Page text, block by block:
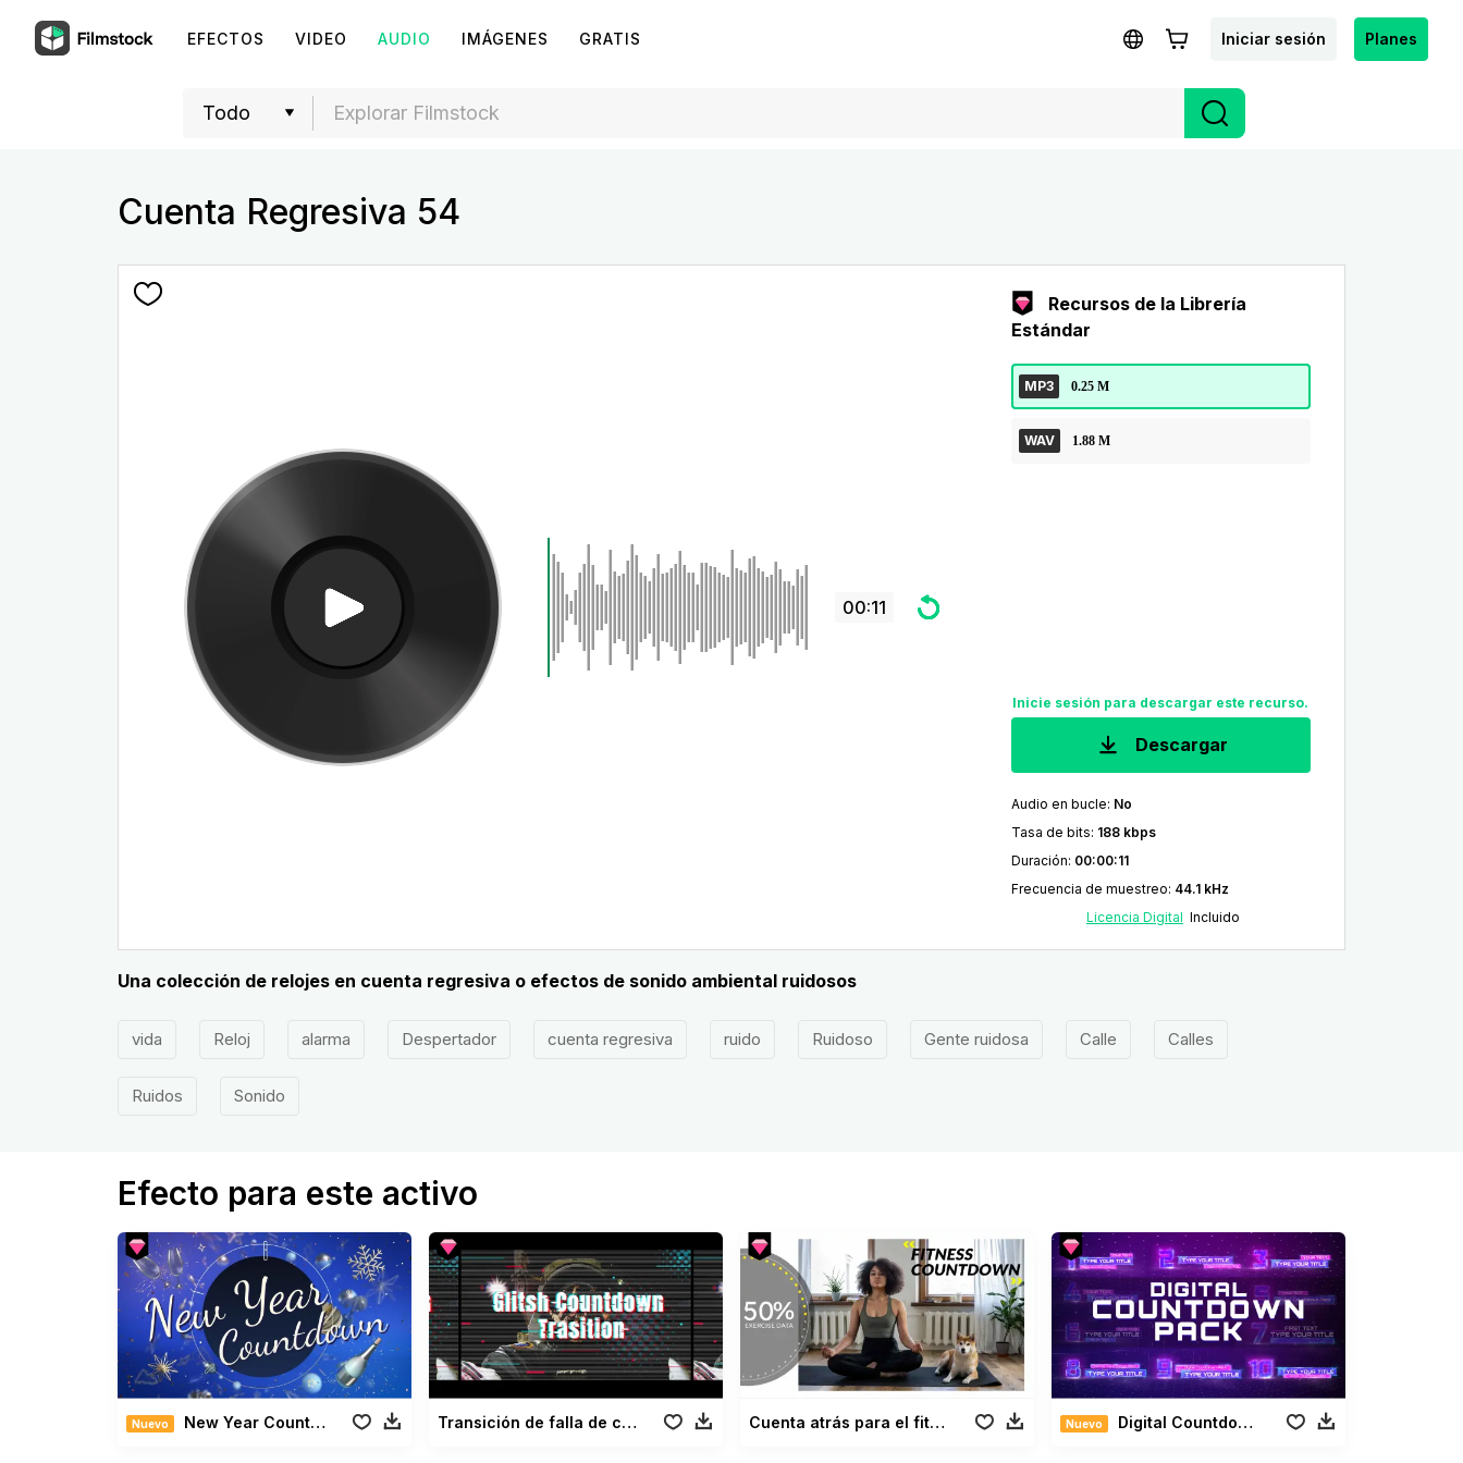
EFECTOS VIDEO AUDIO IMÁGENES GRATIS Iniciar sesión Planes
Cuenta Regresiva 54
00:11
Recursos de la Librería
Estándar
MP3 0.25 M
WAV 1.88 M
Inicie sesión para descargar este recurso.
Descargar
Audio en bucle: No
Tasa de bits: 188 kbps
Duración: 00:00:11
Frecuencia de muestreo: 44.1 kHz
Licencia Digital Incluido
Una colección de relojes en cuenta regresiva o efectos de sonido ambiental ruidosos
vida Reloj alarma Despertador cuenta regresiva ruido Ruidoso Gente ruidosa Calle Calles
Ruidos Sonido
Efecto para este activo
Nuevo New Year Countdown Pack Transición de falla de cuenta regresiva Cuenta atrás para el fitness Nuevo Digital Countdown Pack